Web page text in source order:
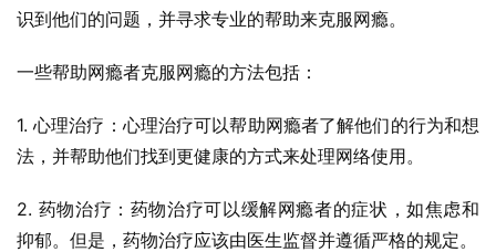
识到他们的问题，并寻求专业的帮助来克服网瘾。
一些帮助网瘾者克服网瘾的方法包括：
1. 心理治疗：心理治疗可以帮助网瘾者了解他们的行为和想
法，并帮助他们找到更健康的方式来处理网络使用。
2. 药物治疗：药物治疗可以缓解网瘾者的症状，如焦虑和
抑郁。但是，药物治疗应该由医生监督并遵循严格的规定。